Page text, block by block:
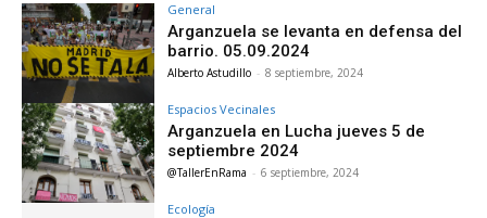
General
Arganzuela se levanta en defensa del
barrio. 05.09.2024
Alberto Astudillo - 8 septiembre, 2024
Espacios Vecinales
Arganzuela en Lucha jueves 5 de
septiembre 2024
@TallerEnRama - 6 septiembre, 2024
Ecología